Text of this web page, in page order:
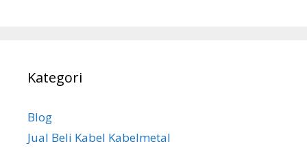
Kategori
Blog
Jual Beli Kabel Kabelmetal